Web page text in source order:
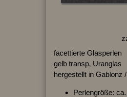
facettierte Glasperlen
gelb transp, Uranglas
hergestellt in Gablonz
Perlengröße: